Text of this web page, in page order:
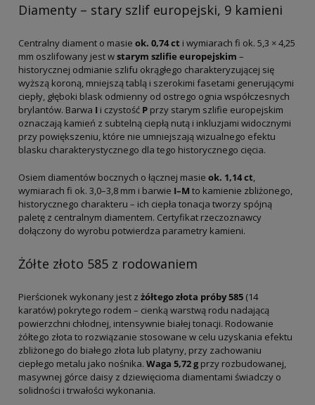
Diamenty – stary szlif europejski, 9 kamieni
Centralny diament o masie ok. 0,74 ct i wymiarach fi ok. 5,3 × 4,25
mm oszlifowany jest wstarym szlifie europejskim –
historycznej odmianie szlifu okrągłego charakteryzującej się
wyższą koroną, mniejszą tablą i szerokimi fasetami generującymi
ciepły, głęboki blask odmienny od ostrego ognia współczesnych
brylantów. Barwa I i czystość P przy starym szlifie europejskim
oznaczają kamień z subtelną ciepłą nutą i inkluzjami widocznymi
przy powiększeniu, które nie umniejszają wizualnego efektu
blasku charakterystycznego dla tego historycznego cięcia.
Osiem diamentów bocznych o łącznej masie ok. 1,14 ct
wymiarach fi ok. 3,0–3,8 mm i barwie I–M to kamienie zbliżonego,
historycznego charakteru – ich ciepła tonacja tworzy spójną
paletę z centralnym diamentem. Certyfikat rzeczoznawcy
dołączony do wyrobu potwierdza parametry kamieni.
Żółte złoto 585 z rodowaniem
Pierścionek wykonany jest z żółtego złota próby 585 (14
karatów) pokrytego rodem – cienką warstwą rodu nadającą
powierzchni chłodnej, intensywnie białej tonacji. Rodowanie
żółtego złota to rozwiązanie stosowane w celu uzyskania efektu
zbliżonego do białego złota lub platyny, przy zachowaniu
ciepłego metalu jako nośnika. Waga 5,72 g przy rozbudowanej,
masywnej górce daisy z dziewięcioma diamentami świadczy o
solidności i trwałości wykonania.